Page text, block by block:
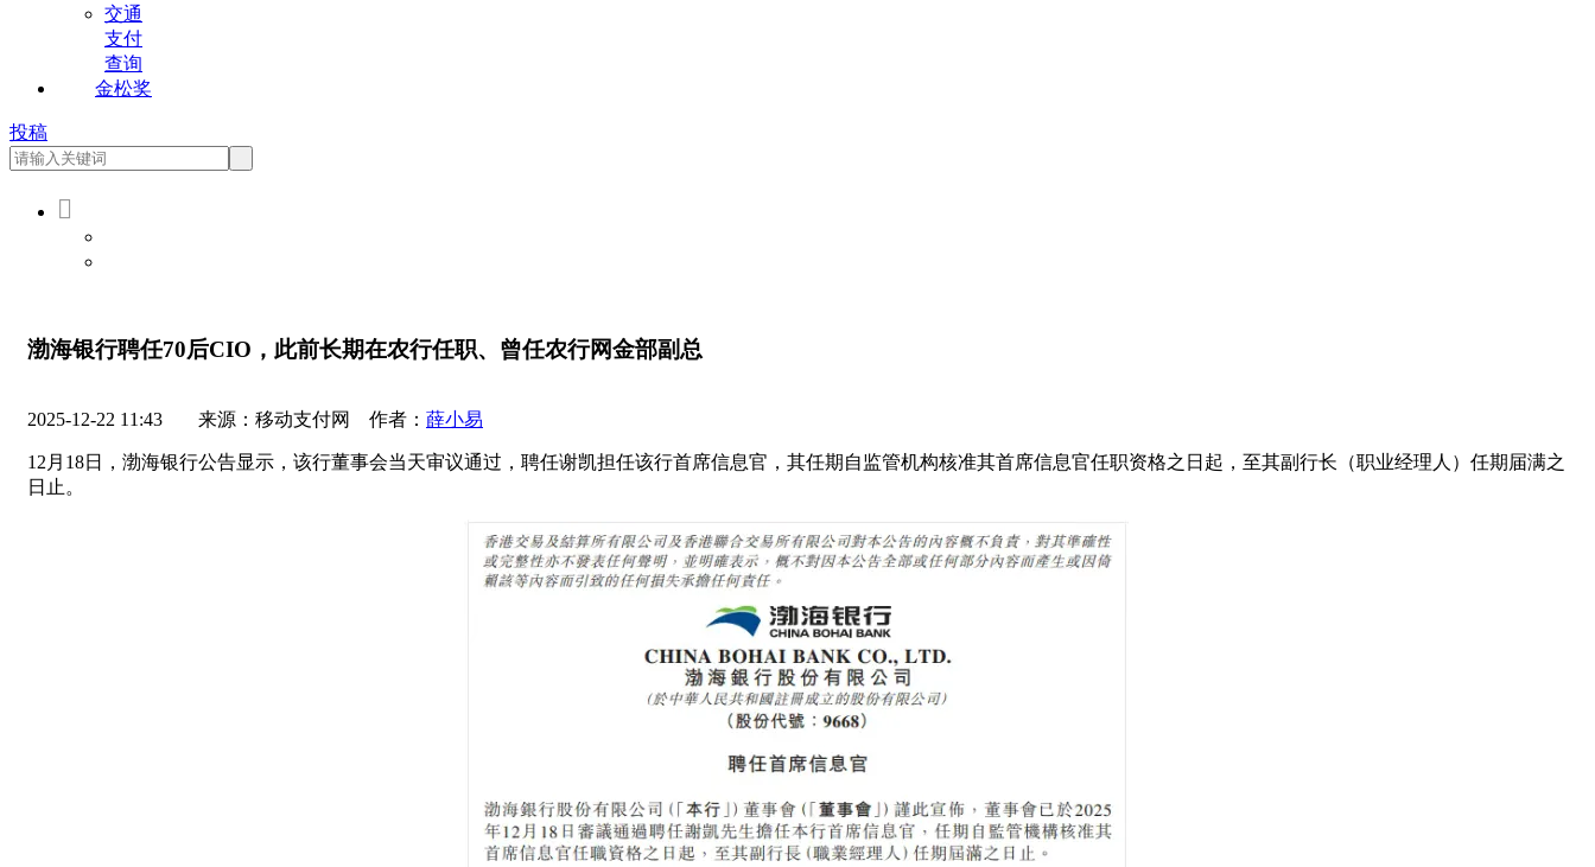
交通
支付
查询
金松奖
投稿

渤海银行聘任70后CIO，此前长期在农行任职、曾任农行网金部副总
2025-12-22 11:43 来源：移动支付网 作者： 薛小易
12月18日，渤海银行公告显示，该行董事会当天审议通过，聘任谢凯担任该行首席信息官，其任期自监管机构核准其首席信息官任职资格之日起，至其副行长（职业经理人）任期届满之
日止。